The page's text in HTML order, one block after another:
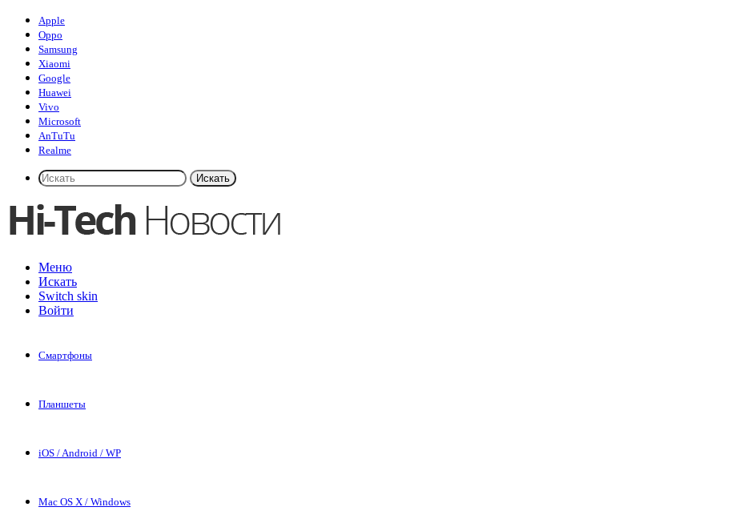
Apple
Oppo
Samsung
Xiaomi
Google
Huawei
Vivo
Microsoft
AnTuTu
Realme
Искать
Меню
Искать
Switch skin
Войти
Смартфоны
Планшеты
iOS / Android / WP
Mac OS X / Windows